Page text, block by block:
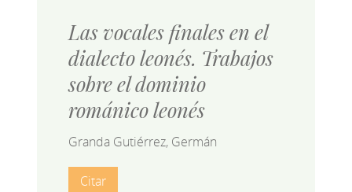
Las vocales finales en el
dialecto leonés. Trabajos
sobre el dominio
románico leonés
Granda Gutiérrez, Germán
Citar